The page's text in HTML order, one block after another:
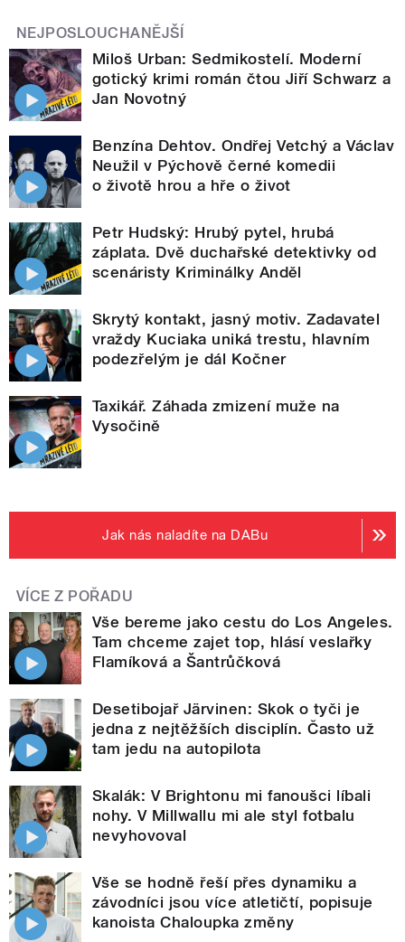
NEJPOSLOUCHANĚJŠÍ
Miloš Urban: Sedmikostelí. Moderní
gotický krimi román čtou Jiří Schwarz a
Jan Novotný
Benzína Dehtov. Ondřej Vetchý a Václav
Neužil v Pýchově černé komedii
o životě hrou a hře o život
Petr Hudský: Hrubý pytel, hrubá
záplata. Dvě duchařské detektivky od
scenáristy Kriminálky Anděl
Skrytý kontakt, jasný motiv. Zadavatel
vraždy Kuciaka uniká trestu, hlavním
podezřelým je dál Kočner
Taxikář. Záhada zmizení muže na
Vysočině
Jak nás naladíte na DABu
VÍCE Z POŘADU
Vše bereme jako cestu do Los Angeles.
Tam chceme zajet top, hlásí veslařky
Flamíková a Šantrůčková
Desetibojař Järvinen: Skok o tyči je
jedna z nejtěžších disciplín. Často už
tam jedu na autopilota
Skalák: V Brightonu mi fanoušci líbali
nohy. V Millwallu mi ale styl fotbalu
nevyhovoval
Vše se hodně řeší přes dynamiku a
závodníci jsou více atletičtí, popisuje
kanoista Chaloupka změny